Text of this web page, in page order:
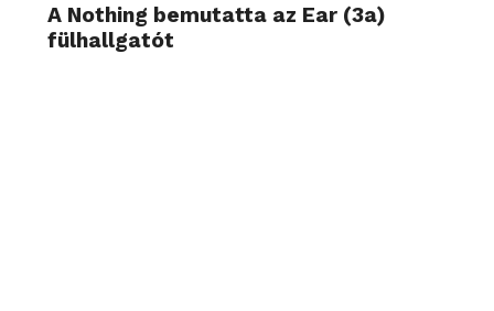
A Nothing bemutatta az Ear (3a)
fülhallgatót